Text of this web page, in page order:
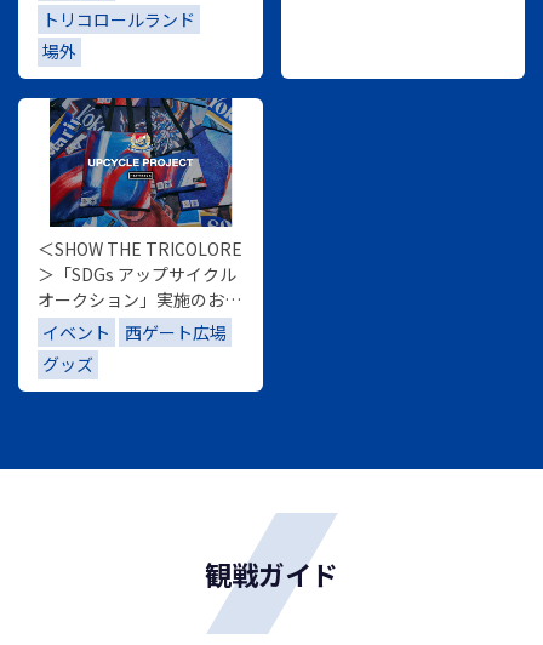
トリコロールランド
場外
＜SHOW THE TRICOLORE
＞「SDGs アップサイクル
オークション」実施のお知
らせ
イベント
西ゲート広場
グッズ
観戦ガイド